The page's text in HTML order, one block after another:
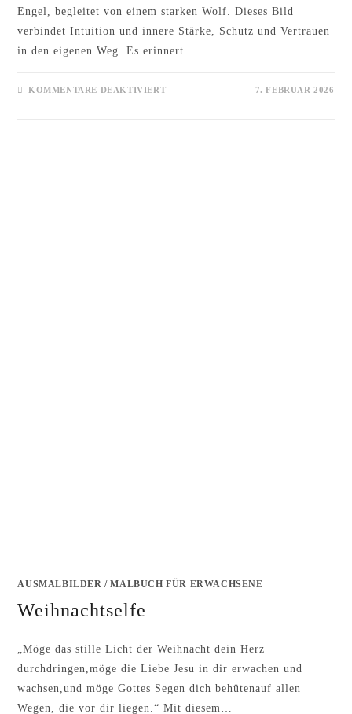
Engel, begleitet von einem starken Wolf. Dieses Bild
verbindet Intuition und innere Stärke, Schutz und Vertrauen
in den eigenen Weg. Es erinnert…
KOMMENTARE DEAKTIVIERTFÜR
7. FEBRUAR 2026
AUSMALBILDER /MALBUCH FÜR ERWACHSENE
Weihnachtselfe
„Möge das stille Licht der Weihnacht dein Herz
durchdringen,möge die Liebe Jesu in dir erwachen und
wachsen,und möge Gottes Segen dich behütenauf allen
Wegen, die vor dir liegen.“ Mit diesem…